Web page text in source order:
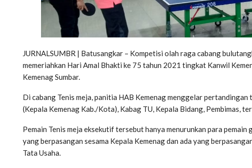
JURNALSUMBR | Batusangkar – Kompetisi olah raga cabang
memeriahkan Hari Amal Bhakti ke 75 tahun 2021 tingkat Kanwil
Kemenag Sumbar.
Di cabang Tenis meja, panitia HAB Kemenag menggelar
(Kepala Kemenag Kab./Kota), Kabag TU, Kepala Bidang, Pembimas,
Pemain Tenis meja eksekutif tersebut hanya menurunkan para
yang berpasangan sesama Kepala Kemenag dan ada yang
Tata Usaha.